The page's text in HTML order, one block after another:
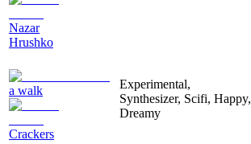
Nazar
Hrushko
a walk
Crackers
Experimental,
Synthesizer, Scifi, Happy,
Dreamy